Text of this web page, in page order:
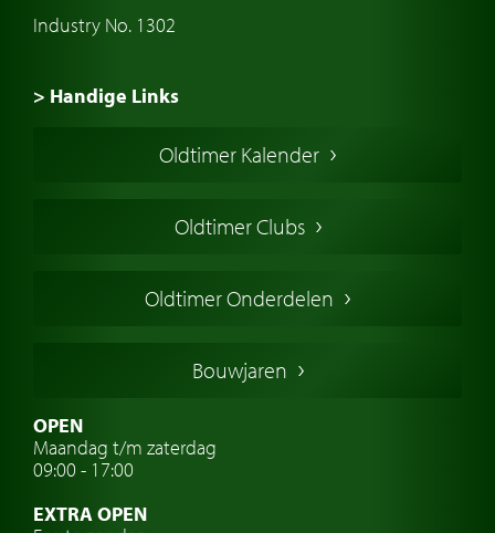
Industry No. 1302
> Handige Links
Amerikaanse oldtimers
Franse oldtimers
Zweedse oldtimers
Oldtimer verzekering
Oldtimer Kalender
Oldtimer Clubs
Oldtimer Onderdelen
Bouwjaren
OPEN
Maandag t/m zaterdag
09:00 - 17:00
EXTRA OPEN